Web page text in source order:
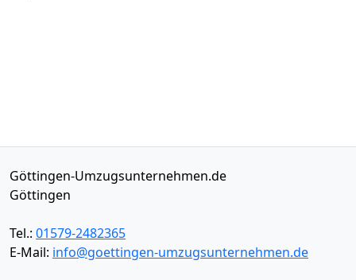
Göttingen-Umzugsunternehmen.de
Göttingen
Tel.: 01579-2482365
E-Mail: info@goettingen-umzugsunternehmen.de